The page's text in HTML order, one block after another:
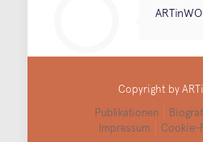
Copyright by
Publikationen
Impressum
Cookie-